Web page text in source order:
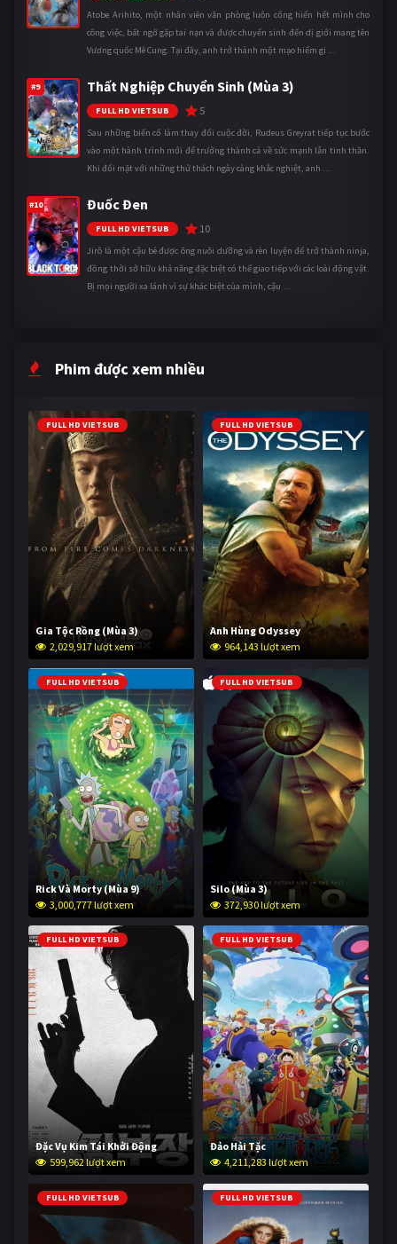
Atobe Arihito, một nhân viên văn phòng luôn cống hiến hết mình cho
công việc, bất ngờ gặp tai nạn và được chuyển sinh đến dị giới mang tên
Vương quốc Mê Cung. Tại đây, anh trở thành một mạo hiểm gi ...
#9 Thất Nghiệp Chuyển Sinh (Mùa 3)
FULL HD VIETSUB 5
Sau những biến cố làm thay đổi cuộc đời, Rudeus Greyrat tiếp tục bước
vào một hành trình mới để trưởng thành cả về sức mạnh lẫn tinh thần.
Khi đối mặt với những thử thách ngày càng khắc nghiệt, anh ...
#10 Đuốc Đen
FULL HD VIETSUB 10
Jirô là một cậu bé được ông nuôi dưỡng và rèn luyện để trở thành ninja,
đồng thời sở hữu khả năng đặc biệt có thể giao tiếp với các loài động vật.
Bị mọi người xa lánh vì sự khác biệt của mình, cậu ...
Phim được xem nhiều
FULL HD VIETSUB
Gia Tộc Rồng (Mùa 3)
2,029,917 lượt xem
FULL HD VIETSUB
Anh Hùng Odyssey
964,143 lượt xem
FULL HD VIETSUB
Rick Và Morty (Mùa 9)
3,000,777 lượt xem
FULL HD VIETSUB
Silo (Mùa 3)
372,930 lượt xem
FULL HD VIETSUB
Đặc Vụ Kim Tái Khởi Động
599,962 lượt xem
FULL HD VIETSUB
Đảo Hải Tặc
4,211,283 lượt xem
FULL HD VIETSUB FULL HD VIETSUB